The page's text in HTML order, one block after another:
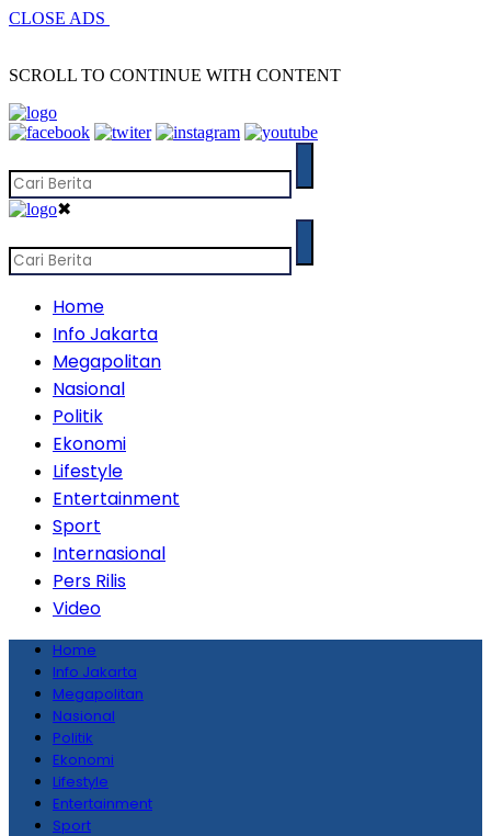
CLOSE ADS
SCROLL TO CONTINUE WITH CONTENT
✖
Home
Info Jakarta
Megapolitan
Nasional
Politik
Ekonomi
Lifestyle
Entertainment
Sport
Internasional
Pers Rilis
Video
Home
Info Jakarta
Megapolitan
Nasional
Politik
Ekonomi
Lifestyle
Entertainment
Sport